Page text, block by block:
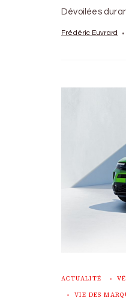
Dévoilées
Frédéric Euvrard
ACTUALITÉ
VIE DES